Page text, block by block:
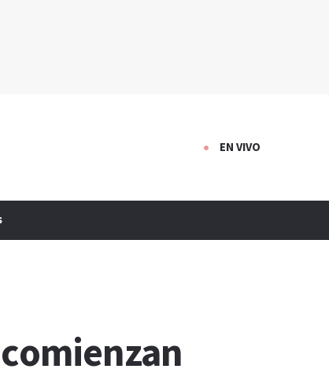
EN VIVO